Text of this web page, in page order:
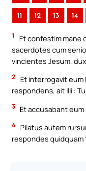
11 12 13 14
1
Et confestim mane
sacerdotes cum
vincientes Jesum,
2
Et interrogavit eum
respondens, ait illi :
3 Et accusabant
4 Pilatus autem
respondes quidquam